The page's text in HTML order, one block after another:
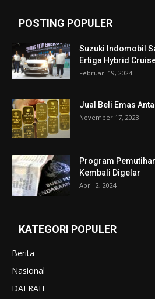
POSTING POPULER
Suzuki Indomobil
Ertiga Hybrid
Februari 19, 2024
Jual Beli Emas
November 17, 2023
Program
Kembali Digelar
April 2, 2024
KATEGORI POPULER
Berita
Nasional
DAERAH